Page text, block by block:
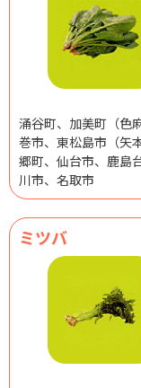
涌谷町、加美町（色
巻市、東松島市（矢
郷町、仙台市、鹿島
川市、名取市
ミツバ